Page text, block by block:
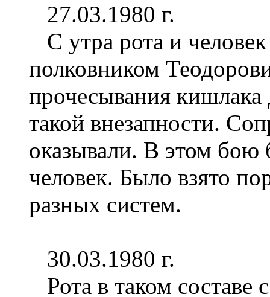
27.03.1980 г.
С утра рота и
полковником
прочесывания
такой внезапности.
оказывали. В этом бою
человек. Было взято
разных систем.
30.03.1980 г.
Рота в таком составе